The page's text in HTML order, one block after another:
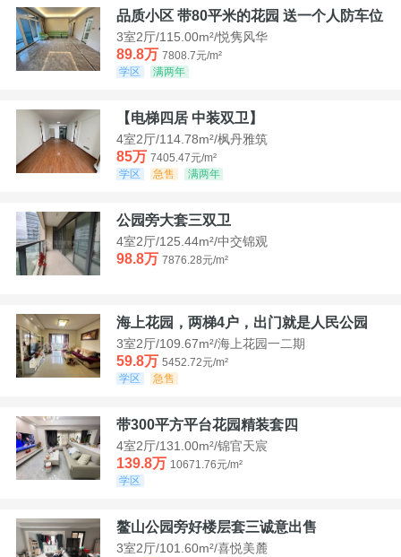
品质小区 带80平米的花园 送一个人防车位
3室2厅/115.00m²/悦隽风华
89.8万 7808.7元/m²
学区
满两年
【电梯四居 中装双卫】
4室2厅/114.78m²/枫丹雅筑
85万 7405.47元/m²
学区
急售 满两年
公园旁大套三双卫
4室2厅/125.44m²/中交锦观
98.8万 7876.28元/m²
海上花园，两梯4户，出门就是人民公园
3室2厅/109.67m²/海上花园一二期
59.8万 5452.72元/m²
学区
急售
带300平方平台花园精装套四
4室2厅/131.00m²/锦官天宸
139.8万 10671.76元/m²
学区
鳌山公园旁好楼层套三诚意出售
3室2厅/101.60m²/喜悦美麓